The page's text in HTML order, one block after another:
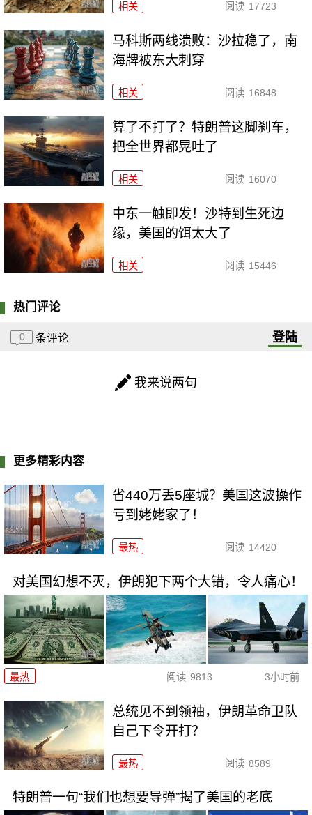
相关 阅读 17723
马科斯两线溃败：沙拉稳了，南
海牌被东大刺穿
相关 阅读 16848
算了不打了？特朗普这脚刹车，
把全世界都晃吐了
相关 阅读 16070
中东一触即发！沙特到生死边
缘，美国的饵太大了
相关 阅读 15446
热门评论
0 条评论 登陆
我来说两句
更多精彩内容
省440万丢5座城？美国这波操作
亏到姥姥家了！
最热 阅读 14420
对美国幻想不灭，伊朗犯下两个大错，令人痛心！
最热 阅读 9813 3小时前
总统见不到领袖，伊朗革命卫队
自己下令开打？
最热 阅读 8589
特朗普一句“我们也想要导弹”揭了美国的老底